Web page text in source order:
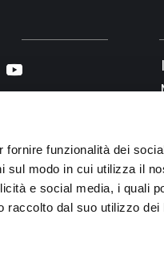
funzionalità dei
sul modo in cui utilizza il
e social media, i quali
raccolto dal suo utilizzo dei